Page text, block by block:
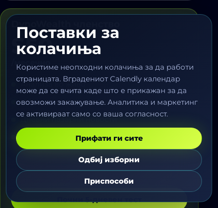
DynoWealth членство
$50
/месечно
Анализа во живо
Објаснувања на графици
Дневни пазарни новости
Едукација за ризик
Почни 5-дневен тест
Поставки за
колачиња
Користиме неопходни колачиња за да работи
страницата. Вградениот Calendly календар
може да се вчита каде што е прикажан за да
овозможи закажување. Аналитика и маркетинг
се активираат само со ваша согласност.
Прифати ги сите
Одбиј изборни
Приспособи